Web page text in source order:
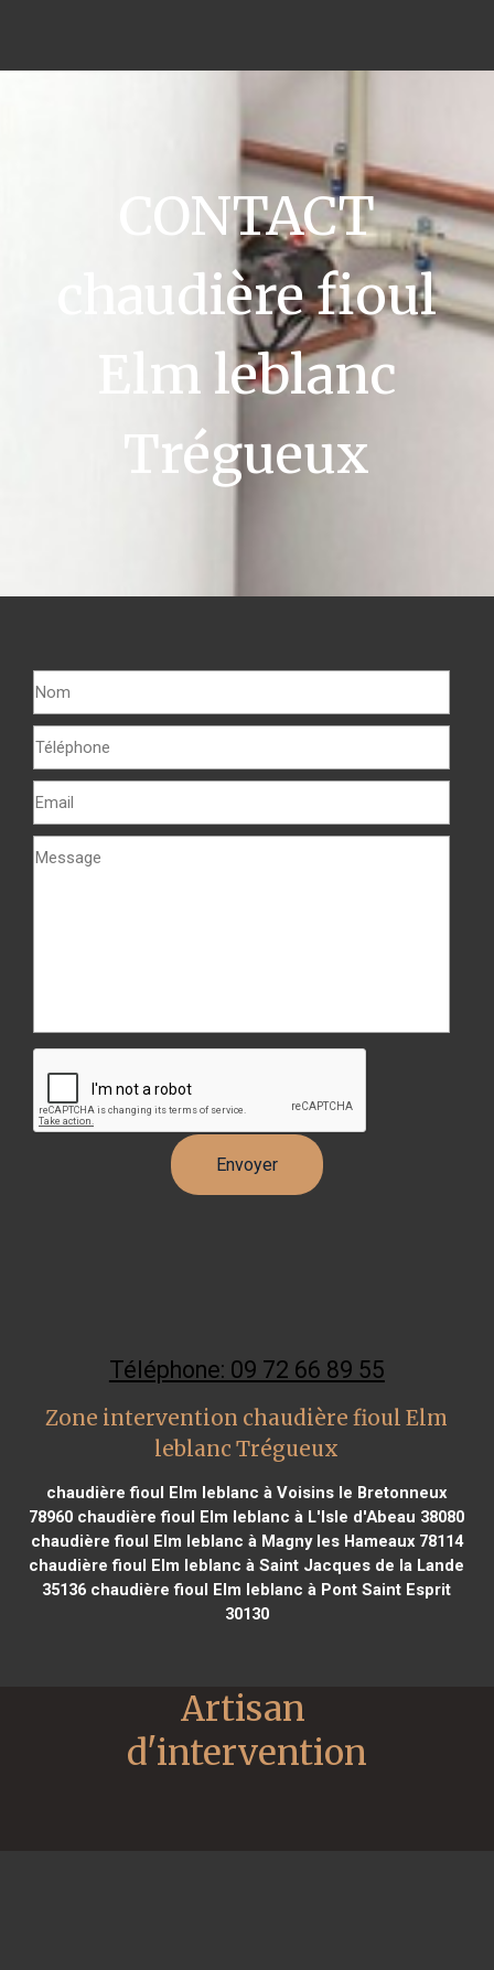
CONTACT
chaudière fioul
Elm leblanc
Trégueux
Téléphone: 09 72 66 89 55
Zone intervention chaudière fioul Elm
leblanc Trégueux
chaudière fioul Elm leblanc à Voisins le Bretonneux
78960 chaudière fioul Elm leblanc à L'Isle d'Abeau 38080
chaudière fioul Elm leblanc à Magny les Hameaux 78114
chaudière fioul Elm leblanc à Saint Jacques de la Lande
35136 chaudière fioul Elm leblanc à Pont Saint Esprit
30130
Artisan
d'intervention